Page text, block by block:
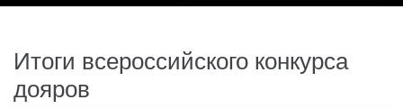
Итоги всероссийского конкурса
дояров